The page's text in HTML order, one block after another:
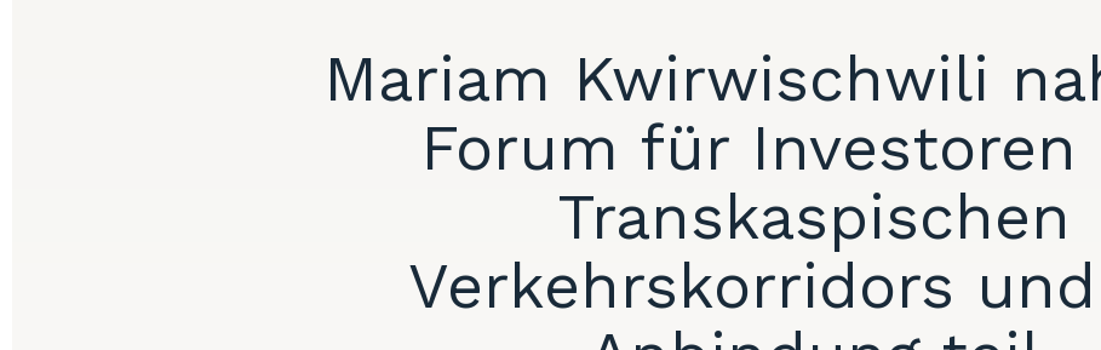
Mariam Kwirwischwili
Forum für Investoren
Transkaspischen
Verkehrskorridors